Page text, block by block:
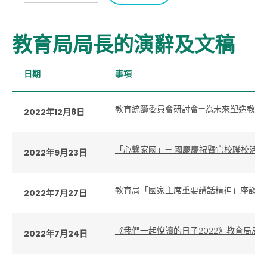
教育局局長的演辭及文稿
日期 事項
2022年12月8日 教育統籌委員會研討會—為未來塑造教育
2022年9月23日 「心繫家國」— 國慶慶祝暨官校聯校活
2022年7月27日 教育局「國家主席重要講話精神」座談
2022年7月24日 《我們一起悅讀的日子2022》教育局局